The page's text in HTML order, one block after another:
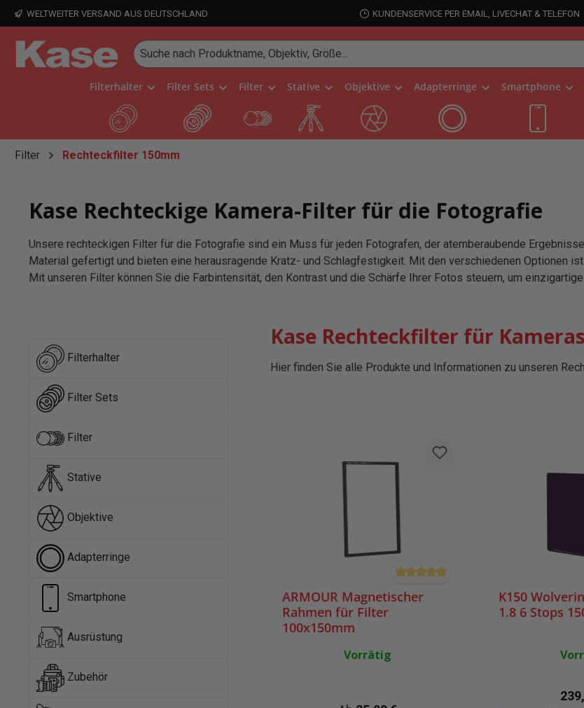
Hauptinhalt springen
Zur Suche springen
Zur Hauptnavigation springen
WELTWEITER VERSAND AUS DEUTSCHLAND KUNDENSERVICE PER EMAIL, LIVECHAT & TELEFON
Filterhalter Filter Sets Filter Stative Objektive Adapterringe Smartphone
Filter Rechteckfilter 150mm
Kase Rechteckige Kamera-Filter für die Fotografie
Unsere rechteckigen Filter für die Fotografie sind ein Muss für jeden Fotografen, der atemberaubende
Material gefertigt und bieten eine herausragende Kratz- und Schlagfestigkeit. Mit den verschiedenen Optionen
Mit unseren Filter können Sie die Farbintensität, den Kontrast und die Schärfe Ihrer Fotos steuern, um
Filterhalter
Filter Sets
Filter
Stative
Objektive
Adapterringe
Smartphone
Ausrüstung
Zubehör
Kase Rechteckfilter für
Hier finden Sie alle Produkte und Informationen zu unseren
Durchschnittliche Bewertung von 5
ARMOUR Magnetischer
Rahmen für Filter
100x150mm
Vorrätig
K150
1.8 6 Stops